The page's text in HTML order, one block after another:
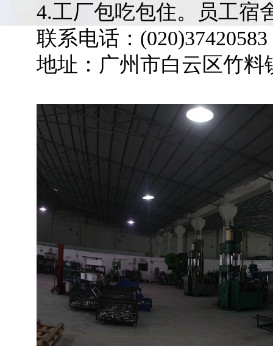
4.工厂包吃包住。员工宿
联系电话：(020)37420583
地址：广州市白云区竹料